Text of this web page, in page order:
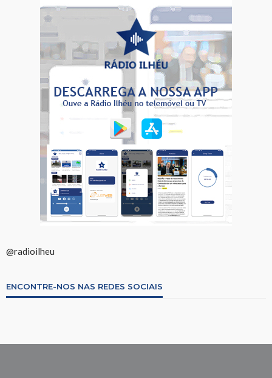
@radioilheu
ENCONTRE-NOS NAS REDES SOCIAIS